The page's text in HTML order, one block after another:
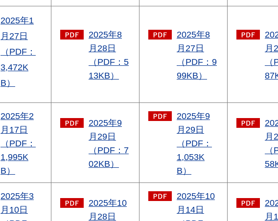
2025年1
月27日
（PDF：
3,472K
B）
2025年8
月28日
（PDF：5
13KB）
2025年8
月27日
（PDF：9
99KB）
月
2025年2
月17日
（PDF：
1,995K
B）
2025年9
月29日
（PDF：7
02KB）
2025年9
月29日
（PDF：
1,053K
B）
月
2025年3
月10日
2025年10
月28日
2025年10
月14日
月